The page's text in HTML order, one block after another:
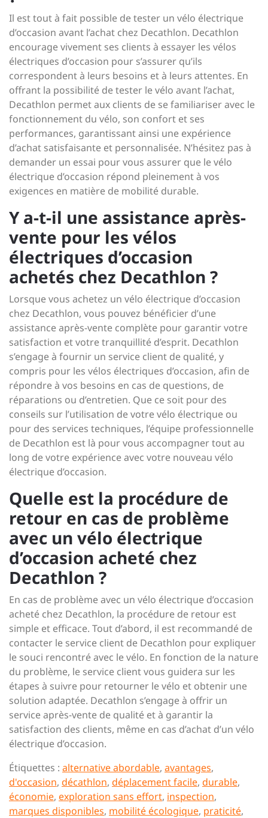
Il est tout à fait possible de tester un vélo électrique
d’occasion avant l’achat chez Decathlon. Decathlon
encourage vivement ses clients à essayer les vélos
électriques d’occasion pour s’assurer qu’ils
correspondent à leurs besoins et à leurs attentes. En
offrant la possibilité de tester le vélo avant l’achat,
Decathlon permet aux clients de se familiariser avec le
fonctionnement du vélo, son confort et ses
performances, garantissant ainsi une expérience
d’achat satisfaisante et personnalisée. N’hésitez pas à
demander un essai pour vous assurer que le vélo
électrique d’occasion répond pleinement à vos
exigences en matière de mobilité durable.
Y a-t-il une assistance après-
vente pour les vélos
électriques d’occasion
achetés chez Decathlon ?
Lorsque vous achetez un vélo électrique d’occasion
chez Decathlon, vous pouvez bénéficier d’une
assistance après-vente complète pour garantir votre
satisfaction et votre tranquillité d’esprit. Decathlon
s’engage à fournir un service client de qualité, y
compris pour les vélos électriques d’occasion, afin de
répondre à vos besoins en cas de questions, de
réparations ou d’entretien. Que ce soit pour des
conseils sur l’utilisation de votre vélo électrique ou
pour des services techniques, l’équipe professionnelle
de Decathlon est là pour vous accompagner tout au
long de votre expérience avec votre nouveau vélo
électrique d’occasion.
Quelle est la procédure de
retour en cas de problème
avec un vélo électrique
d’occasion acheté chez
Decathlon ?
En cas de problème avec un vélo électrique d’occasion
acheté chez Decathlon, la procédure de retour est
simple et efficace. Tout d’abord, il est recommandé de
contacter le service client de Decathlon pour expliquer
le souci rencontré avec le vélo. En fonction de la nature
du problème, le service client vous guidera sur les
étapes à suivre pour retourner le vélo et obtenir une
solution adaptée. Decathlon s’engage à offrir un
service après-vente de qualité et à garantir la
satisfaction des clients, même en cas d’achat d’un vélo
électrique d’occasion.
Étiquettes : alternative abordable, avantages,
d'occasion, décathlon, déplacement facile, durable,
économie, exploration sans effort, inspection,
marques disponibles, mobilité écologique, praticité,